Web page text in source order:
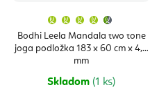
Bodhi Leela Mandala two tone
joga podložka 183 x 60 cm x 4,5
mm
je
4,9
Skladom (1 ks)